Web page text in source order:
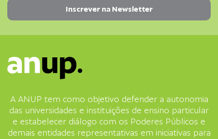
A ANUP tem como objetivo defender a autonomia
das universidades e instituições de ensino particular
e estabelecer diálogo com os Poderes Públicos e
demais entidades representativas em iniciativas para